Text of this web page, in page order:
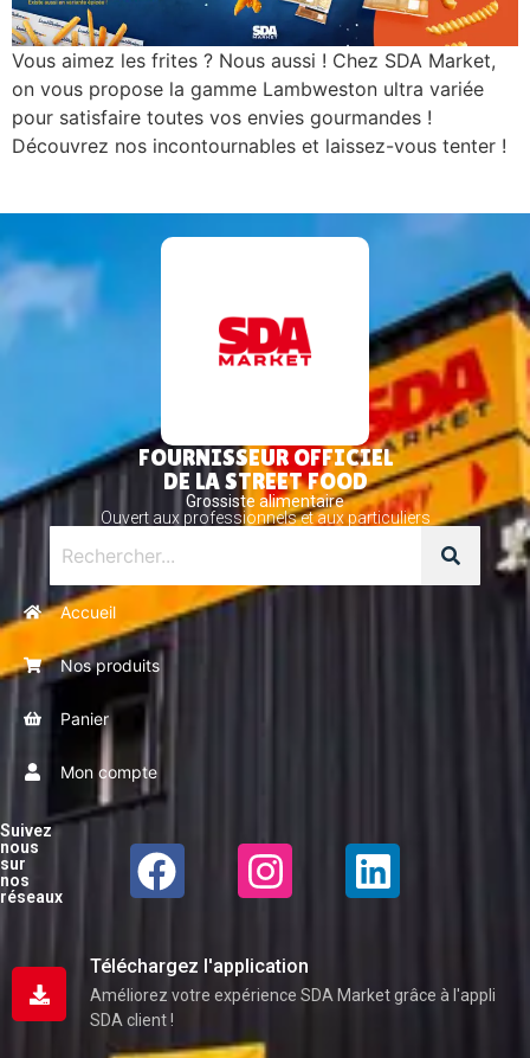
Vous aimez les frites ? Nous aussi ! Chez SDA Market,
on vous propose la gamme Lambweston ultra variée
pour satisfaire toutes vos envies gourmandes !
Découvrez nos incontournables et laissez-vous tenter !
FOURNISSEUR OFFICIEL
DE LA STREET FOOD
Grossiste alimentaire
Ouvert aux professionnels et aux particuliers
Accueil
Nos produits
Panier
Mon compte
Téléchargez l'application
Améliorez votre expérience SDA Market grâce à l'appli
SDA client !
Suivez
nous
sur
nos
réseaux